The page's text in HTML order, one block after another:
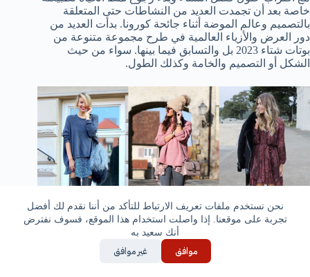
نحن نستخدم ملفات تعريف الارتباط للتأكد من أننا نقدم لك أفضل
تجربة على موقعنا. إذا واصلت استخدام هذا الموقع، فسوف نفترض
أنك سعيد به
موافق غير موافق
خاصة بعد أن تجمدت العديد من النشاطات حتى المتعلقة
بالتصميم وعالم الموضة أثناء جائحة كورونا. بدأت العديد من
دور العرض والأزياء العالمية في طرح مجموعة متنوعة من
بوتات شتاء 2023 بل والتسابق فيما بينها. سواء من حيث
الشكل أو التصميم والخامة وكذلك الطول.
فعلى سبيل المثال قامت دار سيرجيو روسي بطرح مجموعة